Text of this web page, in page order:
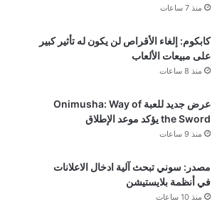
منذ 7 ساعات
كابكوم: إلغاء الأقراص لن يكون له تأثير كبير
على مبيعات الألعاب
منذ 8 ساعات
عرض جديد للعبة Onimusha: Way of
the Sword يؤكد موعد الإطلاق
منذ 9 ساعات
مصدر: سوني تبحث آلية ادخال الاعلانات
في أنظمة بلايستيشن
منذ 10 ساعات